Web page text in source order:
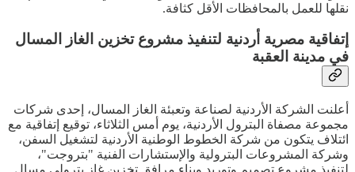
نقلها للعمل بالمحافظات الأقل كثافة.
إتفاقية مصرية أردنية لتنفيذ مشروع تخزين الغاز المسال
في مدينة العقبة
أعلنت الشركة الأردنية لصناعة وتعبئة الغاز المسال، إحدى شركات
مجموعة مصفاة البترول الأردنية، يوم أمس الثلاثاء، توقيع إتفاقية مع
ائتلاف يتكون من شركة الخطوط الوطنية الأردنية لتشغيل السفن،
وشركة المشروعات البترولية والإستشارات الفنية "بتروجت"،
لتنفيذ مشروع تصميم وتوريد وبناء مرافق تخزين غاز بترولي مسال